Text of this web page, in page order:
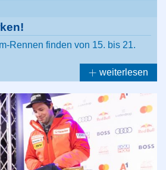
Rennen finden von 15. bis 21.
weiterlesen